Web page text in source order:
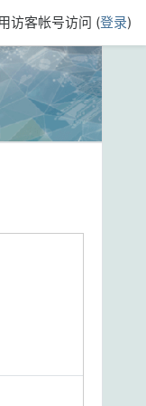
访客帐号访问 (登录)